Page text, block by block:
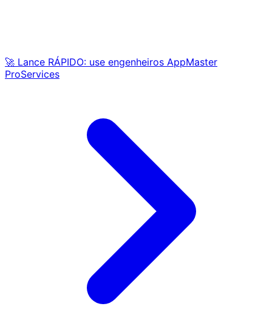
🚀 Lance RÁPIDO: use engenheiros AppMaster
ProServices